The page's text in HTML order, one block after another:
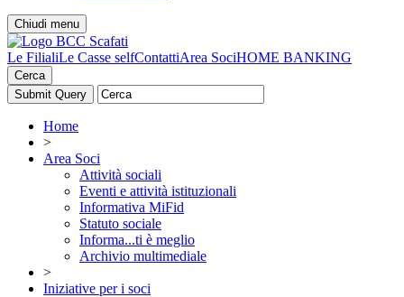
Chiudi menu
Le FilialiLe Casse selfContattiArea SociHOME BANKING
Cerca
Home
>
Area Soci
Attività sociali
Eventi e attività istituzionali
Informativa MiFid
Statuto sociale
Informa...ti è meglio
Archivio multimediale
>
Iniziative per i soci